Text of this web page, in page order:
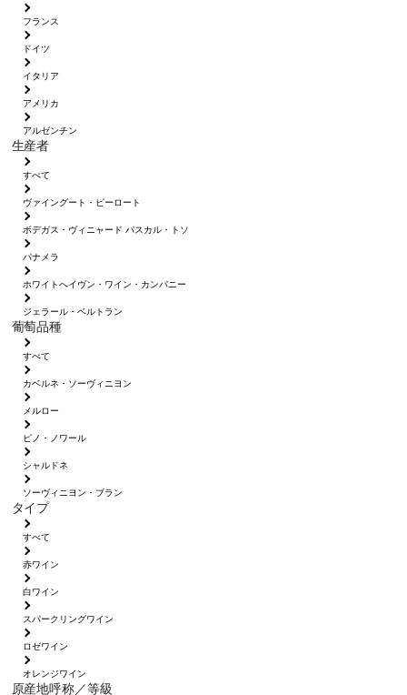
フランス
ドイツ
イタリア
アメリカ
アルゼンチン
生産者
すべて
ヴァイングート・ピーロート
ボデガス・ヴィニャード パスカル・トソ
パナメラ
ホワイトへイヴン・ワイン・カンパニー
ジェラール・ベルトラン
葡萄品種
すべて
カベルネ・ソーヴィニヨン
メルロー
ピノ・ノワール
シャルドネ
ソーヴィニヨン・ブラン
タイプ
すべて
赤ワイン
白ワイン
スパークリングワイン
ロゼワイン
オレンジワイン
原産地呼称／等級